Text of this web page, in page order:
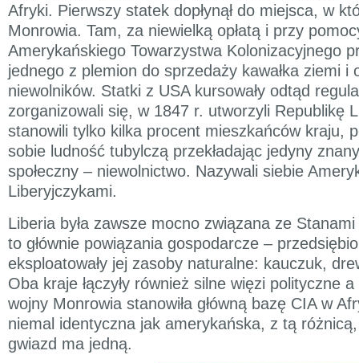
Afryki. Pierwszy statek dopłynął do miejsca, w
Monrowia. Tam, za niewielką opłatą i przy
Amerykańskiego Towarzystwa Kolonizacyjnego
jednego z plemion do sprzedaży kawałka ziemi i
niewolników. Statki z USA kursowały odtąd
zorganizowali się, w 1847 r. utworzyli Republikę
stanowili tylko kilka procent mieszkańców kraju,
sobie ludność tubylczą przekładając jedyny
społeczny – niewolnictwo. Nazywali siebie
Liberyjczykami.
Liberia była zawsze mocno związana ze
to głównie powiązania gospodarcze –
eksploatowały jej zasoby naturalne: kauczuk,
Oba kraje łączyły również silne więzi polityczne
wojny Monrowia stanowiła główną bazę CIA w
niemal identyczna jak amerykańska, z tą
gwiazd ma jedną.